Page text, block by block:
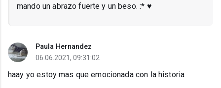
mando un abrazo fuerte y un beso. :* ♥
Paula Hernandez
06.06.2021, 09:31:02
haay yo estoy mas que emocionada con la historia